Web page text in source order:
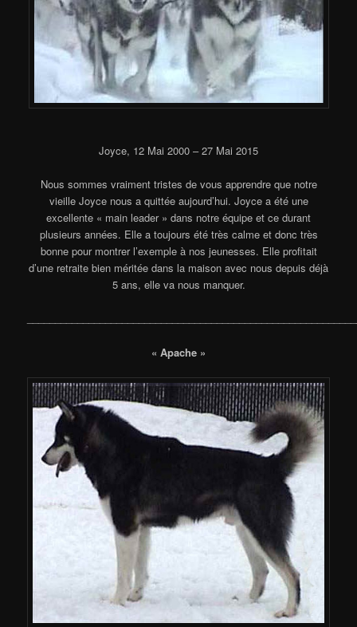
Joyce, 12 Mai 2000 – 27 Mai 2015
Nous sommes vraiment tristes de vous apprendre que notre
vieille Joyce nous a quittée aujourd’hui. Joyce a été une
excellente « main leader » dans notre équipe et ce durant
plusieurs années. Elle a toujours été très calme et donc très
bonne pour montrer l’exemple à nos jeunesses. Elle profitait
d’une retraite bien méritée dans la maison avec nous depuis déjà
5 ans, elle va nous manquer.
« Apache »